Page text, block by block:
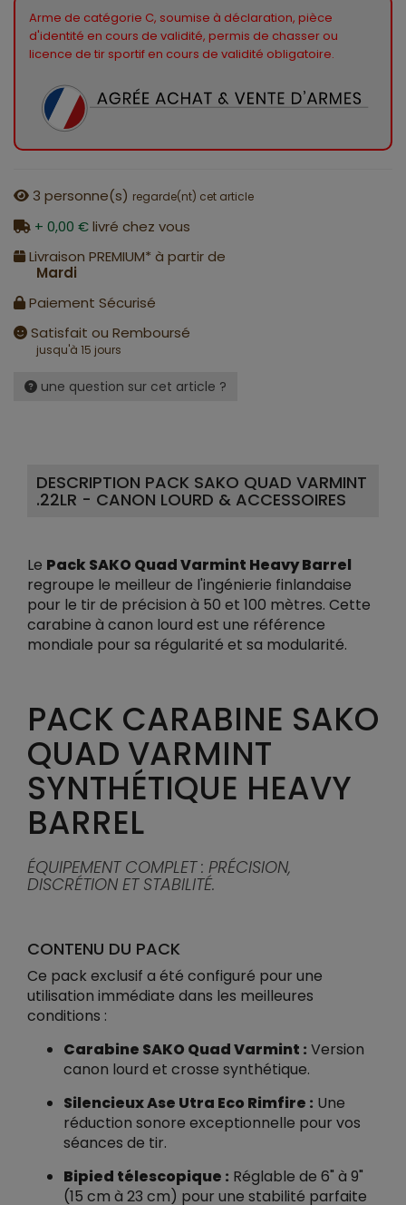
Arme de catégorie C, soumise à déclaration, pièce
d'identité en cours de validité, permis de chasser ou
licence de tir sportif en cours de validité obligatoire.
3 personne(s) regarde(nt) cet article
+ 0,00 €livré chez vous
Livraison PREMIUM* à partir de
Mardi
Paiement Sécurisé
Satisfait ou Remboursé
jusqu'à 15 jours
une question sur cet article ?
DESCRIPTION PACK SAKO QUAD VARMINT
.22LR - CANON LOURD & ACCESSOIRES
Le Pack SAKO Quad Varmint Heavy Barrel
regroupe le meilleur de l'ingénierie finlandaise
pour le tir de précision à 50 et 100 mètres. Cette
carabine à canon lourd est une référence
mondiale pour sa régularité et sa modularité.
PACK CARABINE SAKO
QUAD VARMINT
SYNTHÉTIQUE HEAVY
BARREL
ÉQUIPEMENT COMPLET : PRÉCISION,
DISCRÉTION ET STABILITÉ.
CONTENU DU PACK
Ce pack exclusif a été configuré pour une
utilisation immédiate dans les meilleures
conditions :
Carabine SAKO Quad Varmint : Version
canon lourd et crosse synthétique.
Silencieux Ase Utra Eco Rimfire : Une
réduction sonore exceptionnelle pour vos
séances de tir.
Bipied télescopique : Réglable de 6" à 9"
(15 cm à 23 cm) pour une stabilité parfaite